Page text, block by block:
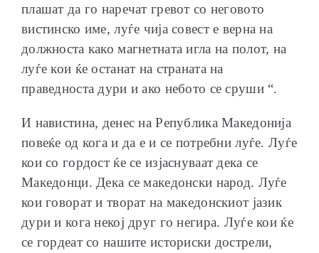
плашат да го наречат гревот со неговото
вистинско име, луѓе чија совест е верна на
должноста како магнетната игла на полот, на
луѓе кои ќе останат на страната на
праведноста дури и ако небото се сруши “.
И навистина, денес на Република Македонија
повеќе од кога и да е и се потребни луѓе. Луѓе
кои со гордост ќе се изјаснуваат дека се
Македонци. Дека се македонски народ. Луѓе
кои говорат и творат на македонскиот јазик
дури и кога некој друг го негира. Луѓе кои ќе
се гордеат со нашите историски дострели,